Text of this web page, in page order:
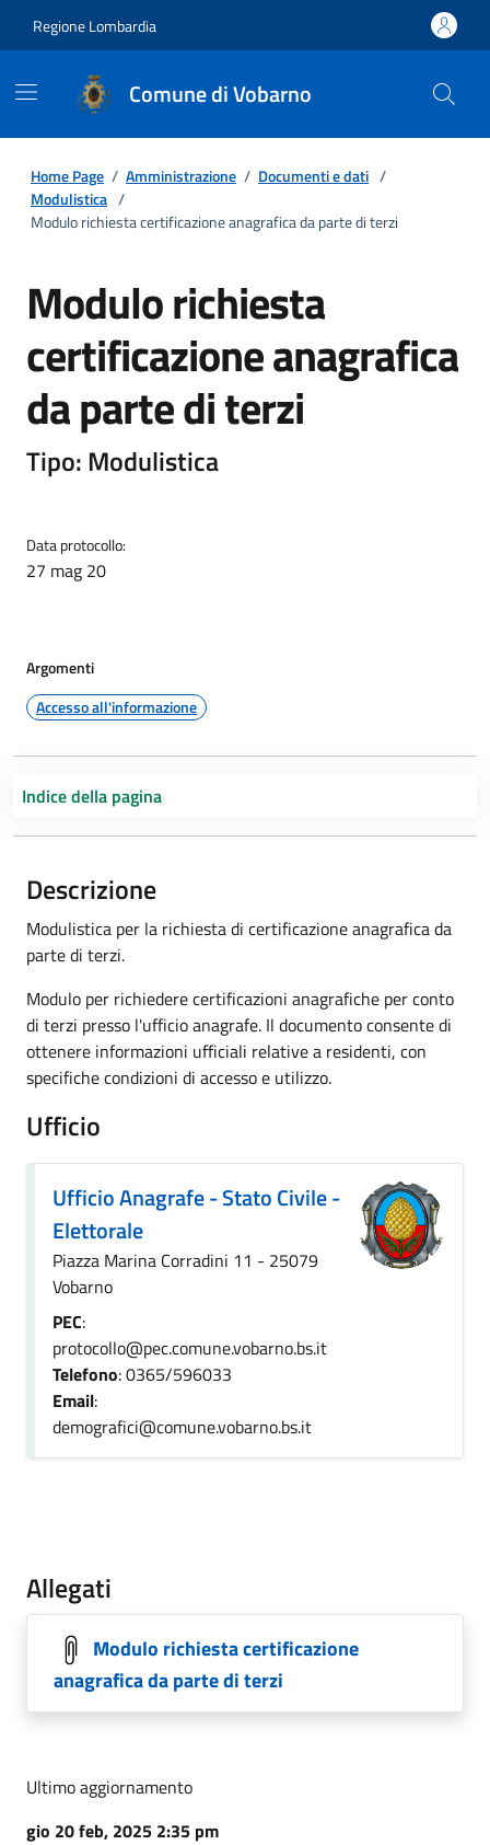
Regione Lombardia
Comune di Vobarno
Home Page / Amministrazione / Documenti e dati /
Modulistica /
Modulo richiesta certificazione anagrafica da parte di terzi
Modulo richiesta
certificazione anagrafica
da parte di terzi
Tipo: Modulistica
Data protocollo:
27 mag 20
Argomenti
Accesso all'informazione
Indice della pagina
Descrizione
Modulistica per la richiesta di certificazione anagrafica da
parte di terzi.
Modulo per richiedere certificazioni anagrafiche per conto
di terzi presso l'ufficio anagrafe. Il documento consente di
ottenere informazioni ufficiali relative a residenti, con
specifiche condizioni di accesso e utilizzo.
Ufficio
Ufficio Anagrafe - Stato Civile -
Elettorale
Piazza Marina Corradini 11 - 25079
Vobarno
PEC:
protocollo@pec.comune.vobarno.bs.it
Telefono: 0365/596033
Email:
demografici@comune.vobarno.bs.it
Allegati
Modulo richiesta certificazione
anagrafica da parte di terzi
Ultimo aggiornamento
gio 20 feb, 2025 2:35 pm